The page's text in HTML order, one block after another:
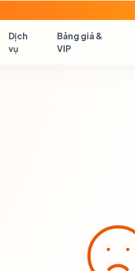
Dịch
vụ
Bảng giá &
VIP